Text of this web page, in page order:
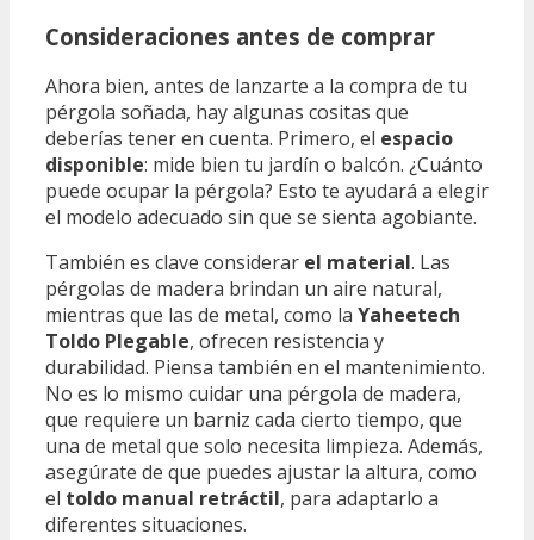
Consideraciones antes de comprar
Ahora bien, antes de lanzarte a la compra de tu
pérgola soñada, hay algunas cositas que
deberías tener en cuenta. Primero, el espacio
disponible: mide bien tu jardín o balcón. ¿Cuánto
puede ocupar la pérgola? Esto te ayudará a elegir
el modelo adecuado sin que se sienta agobiante.
También es clave considerar el material. Las
pérgolas de madera brindan un aire natural,
mientras que las de metal, como la Yaheetech
Toldo Plegable, ofrecen resistencia y
durabilidad. Piensa también en el mantenimiento.
No es lo mismo cuidar una pérgola de madera,
que requiere un barniz cada cierto tiempo, que
una de metal que solo necesita limpieza. Además,
asegúrate de que puedes ajustar la altura, como
el toldo manual retráctil, para adaptarlo a
diferentes situaciones.